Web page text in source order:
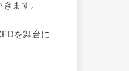
ます。
を舞台に